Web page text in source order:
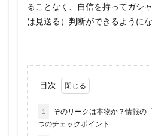
ることなく、自信を持ってガシ
は見送る）判断ができるように
目次
1
そのリークは本物か？情報の
つのチェックポイント